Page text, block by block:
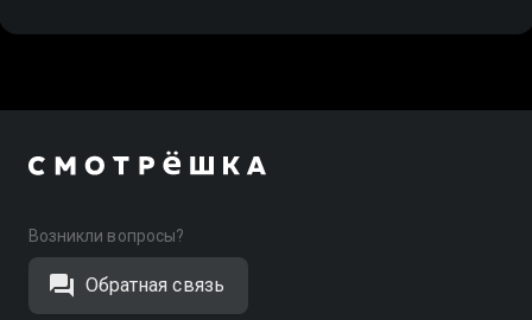
Возникли вопросы?
Обратная связь